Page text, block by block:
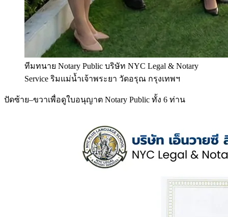
ทีมทนาย Notary Public บริษัท NYC Legal & Notary
Service ริมแม่น้ำเจ้าพระยา วัดอรุณ กรุงเทพฯ
ปัดซ้าย–ขวาเพื่อดูใบอนุญาต Notary Public ทั้ง 6 ท่าน